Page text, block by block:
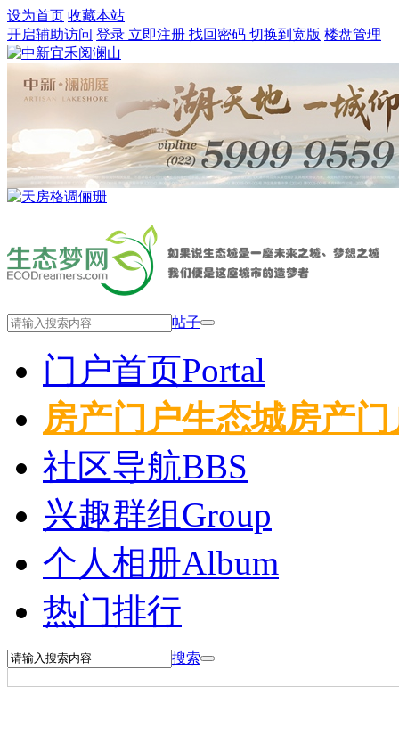
设为首页 收藏本站
开启辅助访问 登录 立即注册 找回密码 切换到宽版 楼盘管理
帖子
门户首页Portal
房产门户生态城房产门
社区导航BBS
兴趣群组 Group
个人相册Album
热门排行
搜索